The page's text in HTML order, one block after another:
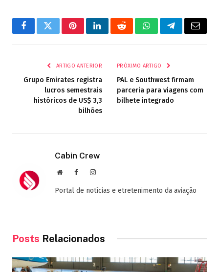
FacebookTwitterPinterestLinkedInRedditWhatsAppTelegrama
E-
ARTIGO ANTERIOR
Grupo Emirates registra
lucros semestrais
históricos de US$ 3,3
bilhões
PRÓXIMO ARTIGO
PAL e Southwest firmam
parceria para viagens com
bilhete integrado
Cabin Crew
Site FacebookInstagram
Portal de notícias e etretenimento da aviação
Posts Relacionados